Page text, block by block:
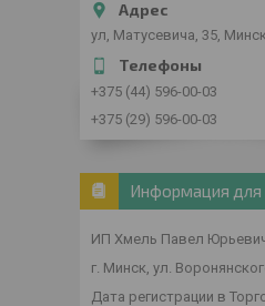
ул, Матусевича, 35,
+375 (44) 596-00-03
+375 (29) 596-00-03
Информация для
ИП Хмель Павел
г. Минск, ул.
Дата регистрации в